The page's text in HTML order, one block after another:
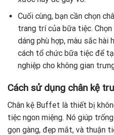
Cuối cùng, bạn cần chọn
trang trí của bữa tiệc.
dáng phù hợp, màu sắc hài
cách tổ chức bữa tiệc để
nghiệp cho không gian
Cách sử dụng chân kệ
Chân kệ Buffet là thiết bị
tiệc ngon miệng. Nó giúp
gọn gàng, đẹp mắt, và thuận